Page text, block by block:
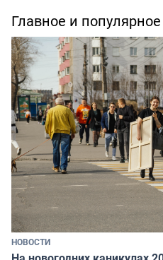
Главное и популярное
НОВОСТИ